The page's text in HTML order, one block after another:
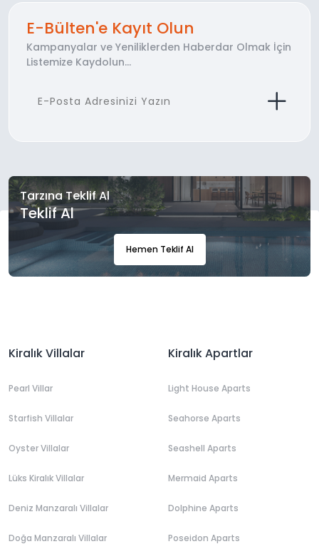
E-Bülten'e Kayıt Olun
Kampanyalar ve Yeniliklerden Haberdar Olmak İçin
Listemize Kaydolun...
Tarzına Teklif Al
Teklif Al
Hemen Teklif Al
Kiralık Villalar
Pearl Villar
Starfish Villalar
Oyster Villalar
Lüks Kiralık Villalar
Deniz Manzaralı Villalar
Doğa Manzaralı Villalar
Kiralık Apartlar
Light House Aparts
Seahorse Aparts
Seashell Aparts
Mermaid Aparts
Dolphine Aparts
Poseidon Aparts